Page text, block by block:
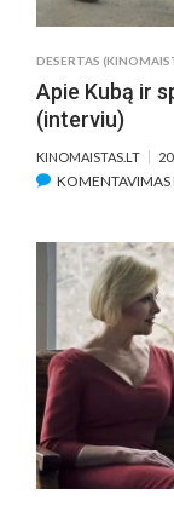
DESERTAS
Apie Kubą ir
(interviu)
KINOMAISTAS.LT
KOMENTAVIMAS